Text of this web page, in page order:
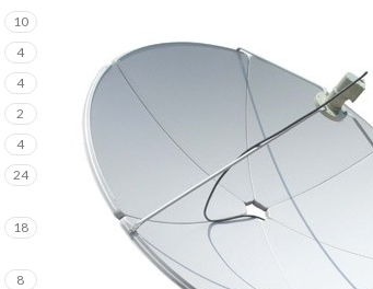
10
4
4
2
4
24
18
8